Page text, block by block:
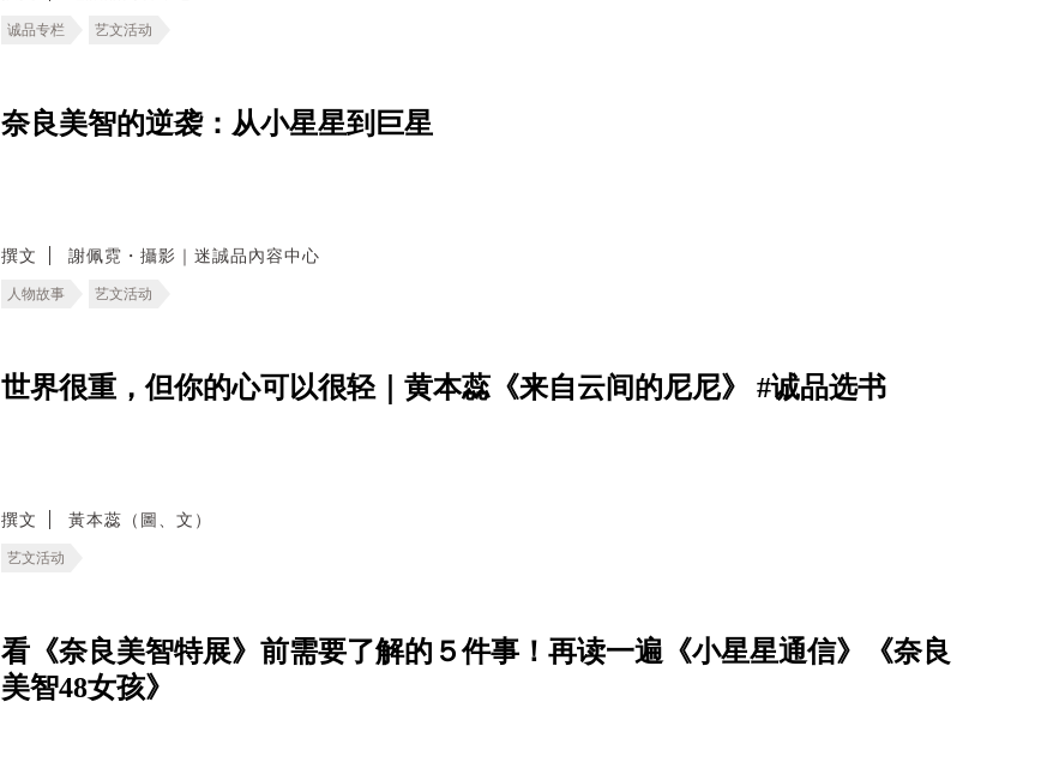
诚品专栏 艺文活动
奈良美智的逆袭：从小星星到巨星
撰文 謝佩霓・攝影｜迷誠品內容中心
人物故事 艺文活动
世界很重，但你的心可以很轻｜黄本蕊《来自云间的尼尼》 #诚品选书
撰文 黃本蕊（圖、文）
艺文活动
看《奈良美智特展》前需要了解的５件事！再读一遍《小星星通信》《奈良
美智48女孩》